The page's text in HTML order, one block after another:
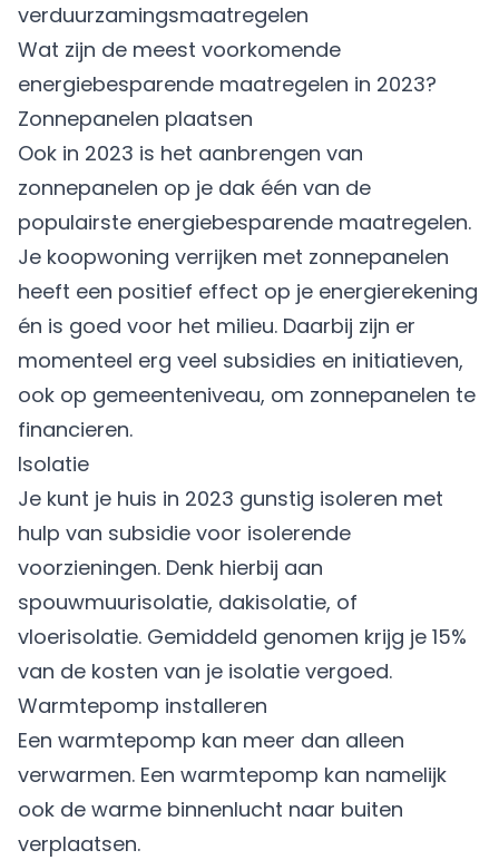
verduurzamingsmaatregelen
Wat zijn de meest voorkomende
energiebesparende maatregelen in 2023?
Zonnepanelen plaatsen
Ook in 2023 is het aanbrengen van
zonnepanelen op je dak één van de
populairste energiebesparende maatregelen.
Je koopwoning verrijken met zonnepanelen
heeft een positief effect op je energierekening
én is goed voor het milieu. Daarbij zijn er
momenteel erg veel subsidies en initiatieven,
ook op gemeenteniveau, om zonnepanelen te
financieren.
Isolatie
Je kunt je huis in 2023 gunstig isoleren met
hulp van subsidie voor isolerende
voorzieningen. Denk hierbij aan
spouwmuurisolatie, dakisolatie, of
vloerisolatie. Gemiddeld genomen krijg je 15%
van de kosten van je isolatie vergoed.
Warmtepomp installeren
Een warmtepomp kan meer dan alleen
verwarmen. Een warmtepomp kan namelijk
ook de warme binnenlucht naar buiten
verplaatsen.